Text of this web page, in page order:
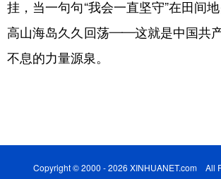
挂，当一句句“我会一直坚守”在田间
高山海岛久久回荡——这就是中国共
不息的力量源泉。
Copyright © 2000 - 2026 XINHUANET.com All